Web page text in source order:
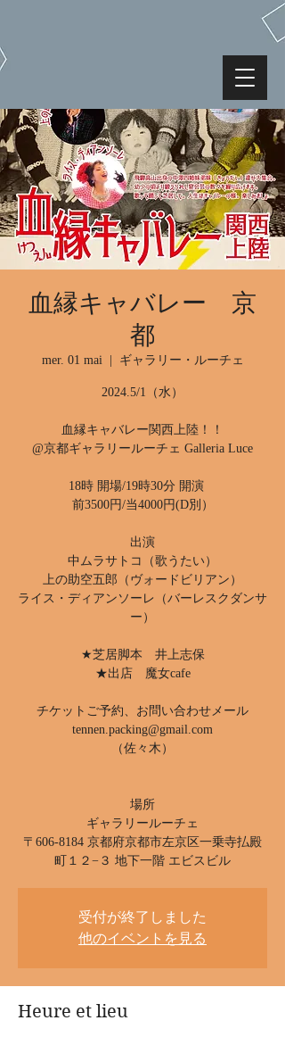
血縁キャバレー 京
都
mer. 01 mai
  |
ギャラリー・ルーチェ
2024.5/1（水）
血縁キャバレー関西上陸！！
@京都ギャラリールーチェ Galleria Luce
18時 開場/19時30分 開演
前3500円/当4000円(D別）
出演
中ムラサトコ（歌うたい）
上の助空五郎（ヴォードビリアン）
ライス・ディアンソーレ（バーレスクダンサ
ー）
★芝居脚本 井上志保
★出店 魔女cafe
チケットご予約、お問い合わせメール
tennen.packing@gmail.com
（佐々木）
場所
ギャラリールーチェ
〒606-8184 京都府京都市左京区一乗寺払殿
町１２−３ 地下一階 エビスビル
受付が終了しました
他のイベントを見る
Heure et lieu